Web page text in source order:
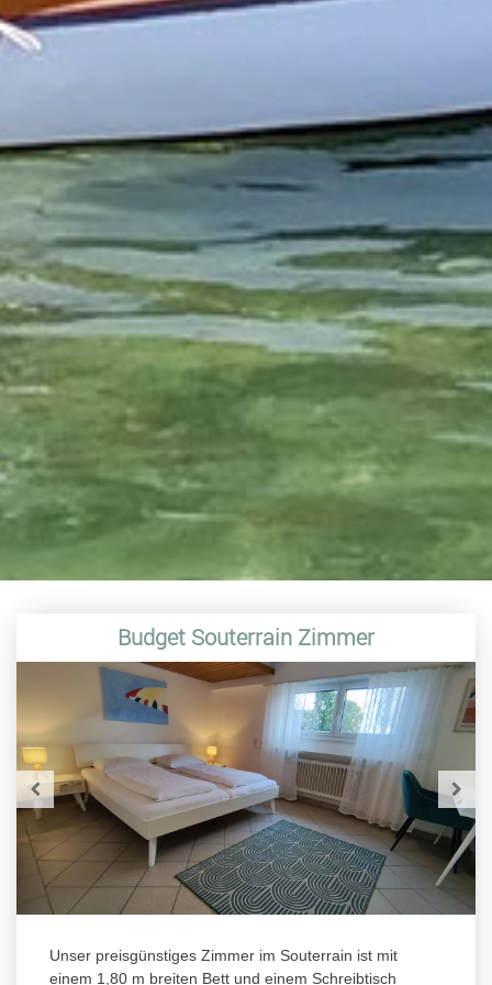
Budget Souterrain Zimmer
Unser preisgünstiges Zimmer im Souterrain ist mit
einem 1,80 m breiten Bett und einem Schreibtisch